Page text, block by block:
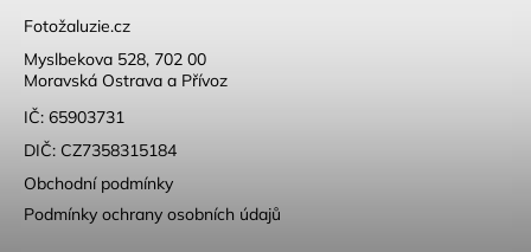
Fotožaluzie.cz
Myslbekova 528, 702 00
Moravská Ostrava a Přívoz
IČ: 65903731
DIČ: CZ7358315184
Obchodní podmínky
Podmínky ochrany osobních údajů